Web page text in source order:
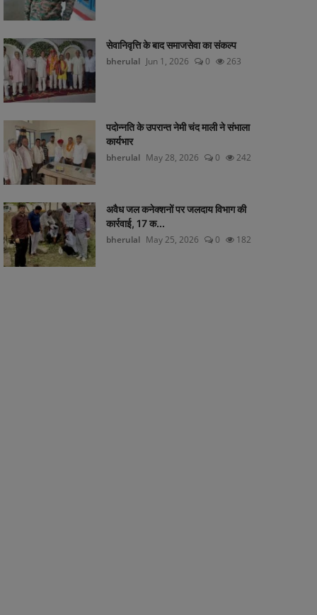
सेवानिवृत्ति के बाद समाजसेवा का संकल्प
bherulal Jun 1, 2026 0 263
पदोन्नति के उपरान्त नेमी चंद माली ने संभाला
कार्यभार
bherulal May 28, 2026 0 242
अवैध जल कनेक्शनों पर जलदाय विभाग की
कार्रवाई, 17 क...
bherulal May 25, 2026 0 182